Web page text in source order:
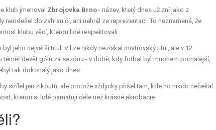
klub jmenoval Zbrojovka Brno - název, který dnes už zní jako z
do zahraničí, ani nehrál za reprezentaci. To neznamená, že
klubu věcí, kterou lidé respektovali.
byl jeho největší titul. V lize nikdy nezískal mistrovský titul, ale v 12
devět gólů za sezónu - v době, kdy fotbal byl mnohem pomalejší,
tak dokonalý jako dnes.
střílel jen z koutů, ale protože vždycky přišel tam, kde ho nikdo nečekal.
kterou si lidé pamatují déle než krásné akrobacie.